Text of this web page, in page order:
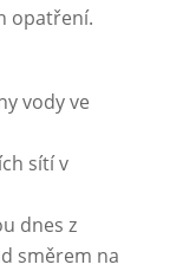
opatření.
vody ve
sítí v
dnes z
směrem na